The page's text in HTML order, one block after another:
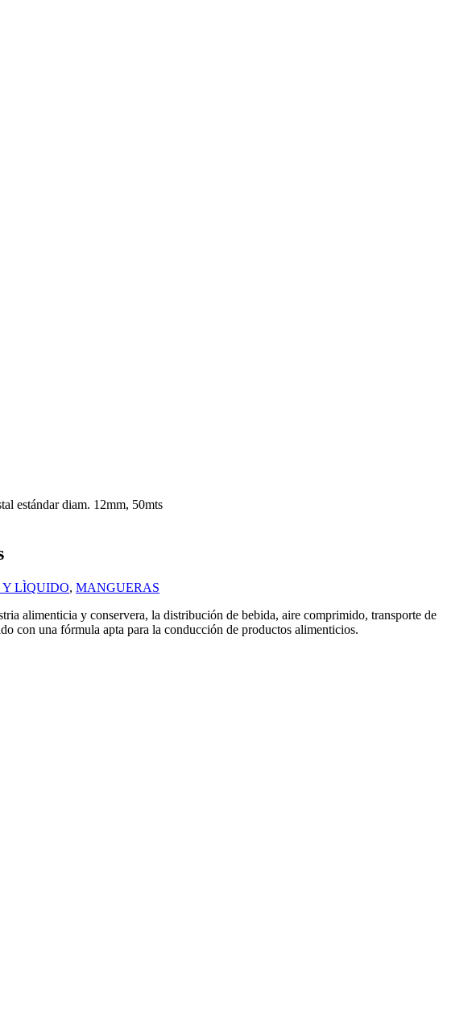
estándar diam. 12mm, 50mts
Y LÌQUIDO, MANGUERAS
alimenticia y conservera, la distribución de bebida, aire comprimido, transporte de
con una fórmula apta para la conducción de productos alimenticios.